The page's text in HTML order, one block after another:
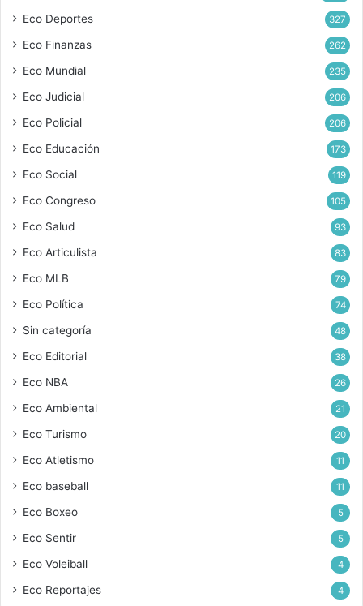
Eco Deportes 327
Eco Finanzas 262
Eco Mundial 235
Eco Judicial 206
Eco Policial 206
Eco Educación 173
Eco Social 119
Eco Congreso 105
Eco Salud 93
Eco Articulista 83
Eco MLB 79
Eco Política 74
Sin categoría 48
Eco Editorial 38
Eco NBA 26
Eco Ambiental 21
Eco Turismo 20
Eco Atletismo 11
Eco baseball 11
Eco Boxeo 5
Eco Sentir 5
Eco Voleiball 4
Eco Reportajes 4